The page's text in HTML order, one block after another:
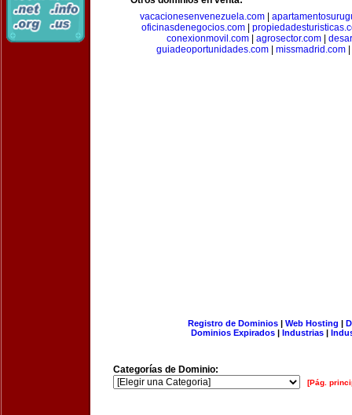
vacacionesenvenezuela.com|
oficinasdenegocios.com
conexionmovil.com
agrosector.com
guiadeoportunidades.com| missmadrid.com|
Registro de Dominios| Web Hosting |
Dominios Expirados | Industrias |
Categorías de Dominio:
[Pág.